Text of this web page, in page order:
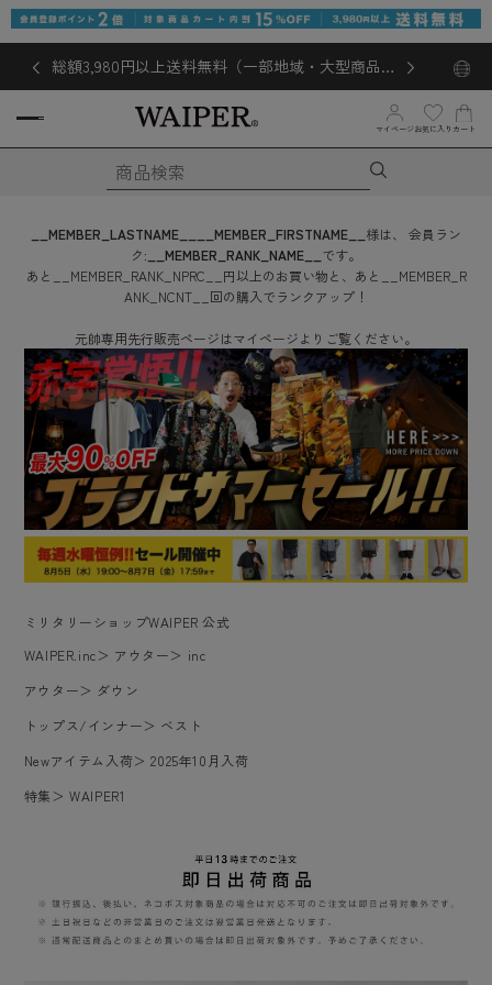
総額3,980円以上送料無料（一部地域・大型商品対
象外あり）
マイページ お気に入り カート
__MEMBER_LASTNAME__ __MEMBER_FIRSTNAME__ 様は、
会員ラン
ク: __MEMBER_RANK_NAME__ です。
あと
__MEMBER_RANK_NPRC__ 円以上のお買い物と、あと
__MEMBER_R
ANK_NCNT__ 回の購入でランクアップ！
元帥専用先行販売ページはマイページよりご覧ください。
ミリタリーショップWAIPER 公式
WAIPER.inc＞ アウター＞ inc
アウター＞ ダウン
トップス/インナー＞ ベスト
Newアイテム入荷＞2025年10月入荷
特集 ＞WAIPER1